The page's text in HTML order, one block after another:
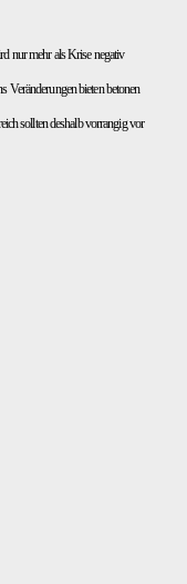
nur mehr als Krise negativ
Veränderungen bieten betonen
sollten deshalb vorrangig vor